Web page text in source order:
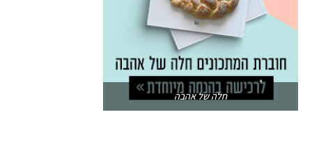
חלה של אהבה